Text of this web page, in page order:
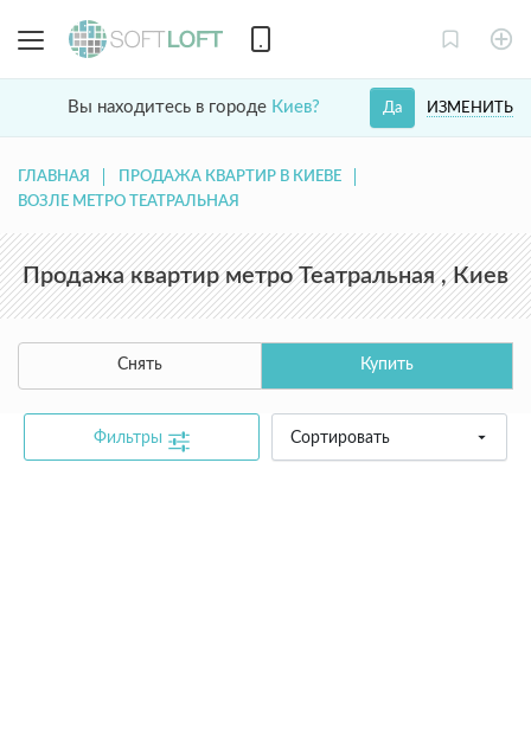
Вы находитесь в городе Киев? ИЗМЕНИТЬ
Да
ГЛАВНАЯ
ПРОДАЖА КВАРТИР В КИЕВЕ
ВОЗЛЕ МЕТРО ТЕАТРАЛЬНАЯ
Продажа квартир метро Театральная , Киев
Снять Купить
Фильтры Сортировать